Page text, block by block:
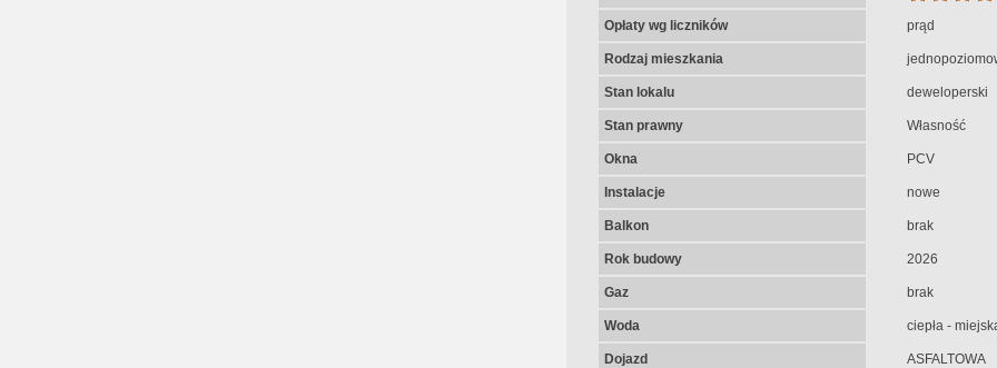
Opłaty wg liczników prąd
Rodzaj mieszkania
Stan lokalu deweloperski
Stan prawny Własność
Okna PCV
Instalacje nowe
Balkon brak
Rok budowy 2026
Gaz brak
Woda ciepła -
Dojazd ASFALTOWA